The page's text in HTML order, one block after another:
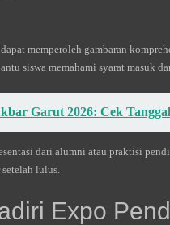
memperoleh gambaran
siswa memahami syarat masuk
Garut 2026: Cek
dari alumni atau praktisi
lulus.
Expo